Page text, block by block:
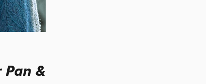
Pan &